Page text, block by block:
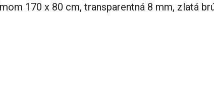
170 x 80 cm, transparentná 8 mm, zlatá